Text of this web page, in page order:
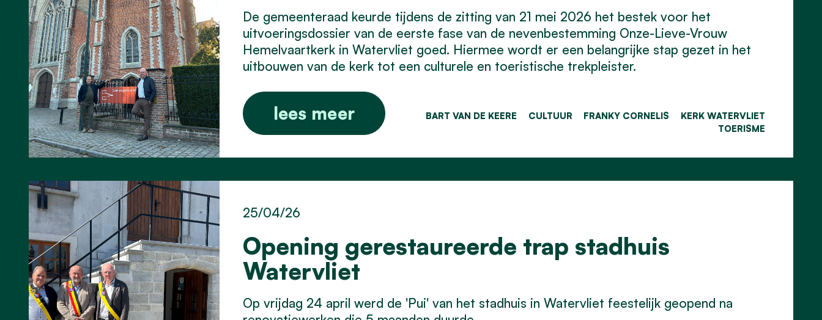
De gemeenteraad keurde tijdens de zitting van 21 mei 2026 het bestek voor het
uitvoeringsdossier van de eerste fase van de nevenbestemming Onze-Lieve-Vrouw
Hemelvaartkerk in Watervliet goed. Hiermee wordt er een belangrijke stap gezet in het
uitbouwen van de kerk tot een culturele en toeristische trekpleister.
lees meer BART VAN DE KEERE CULTUUR FRANKY CORNELIS
KERK WATERVLIET
TOERISME
Opening gerestaureerde trap stadhuis
Watervliet
25/04/26
Op vrijdag 24 april werd de 'Pui' van het stadhuis in Watervliet feestelijk geopend na